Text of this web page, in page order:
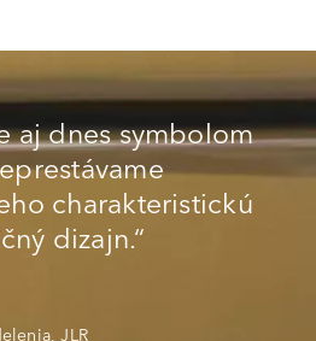
aj dnes symbolom
charakteristickú
dizajn.“
JLR